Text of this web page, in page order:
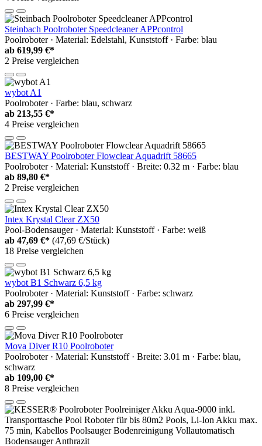
Steinbach Poolroboter Speedcleaner APPcontrol
Poolroboter · Material: Edelstahl, Kunststoff · Farbe: blau
ab 619,99 €*
2 Preise vergleichen
wybot A1
Poolroboter · Farbe: blau, schwarz
ab 213,55 €*
4 Preise vergleichen
BESTWAY Poolroboter Flowclear Aquadrift 58665
Poolroboter · Material: Kunststoff · Breite: 0.32 m · Farbe: blau
ab 89,80 €*
2 Preise vergleichen
Intex Krystal Clear ZX50
Pool-Bodensauger · Material: Kunststoff · Farbe: weiß
ab 47,69 €* (47,69 €/Stück)
18 Preise vergleichen
wybot B1 Schwarz 6,5 kg
Poolroboter · Material: Kunststoff · Farbe: schwarz
ab 297,99 €*
6 Preise vergleichen
Mova Diver R10 Poolroboter
Poolroboter · Material: Kunststoff · Breite: 3.01 m · Farbe: blau,
schwarz
ab 109,00 €*
8 Preise vergleichen